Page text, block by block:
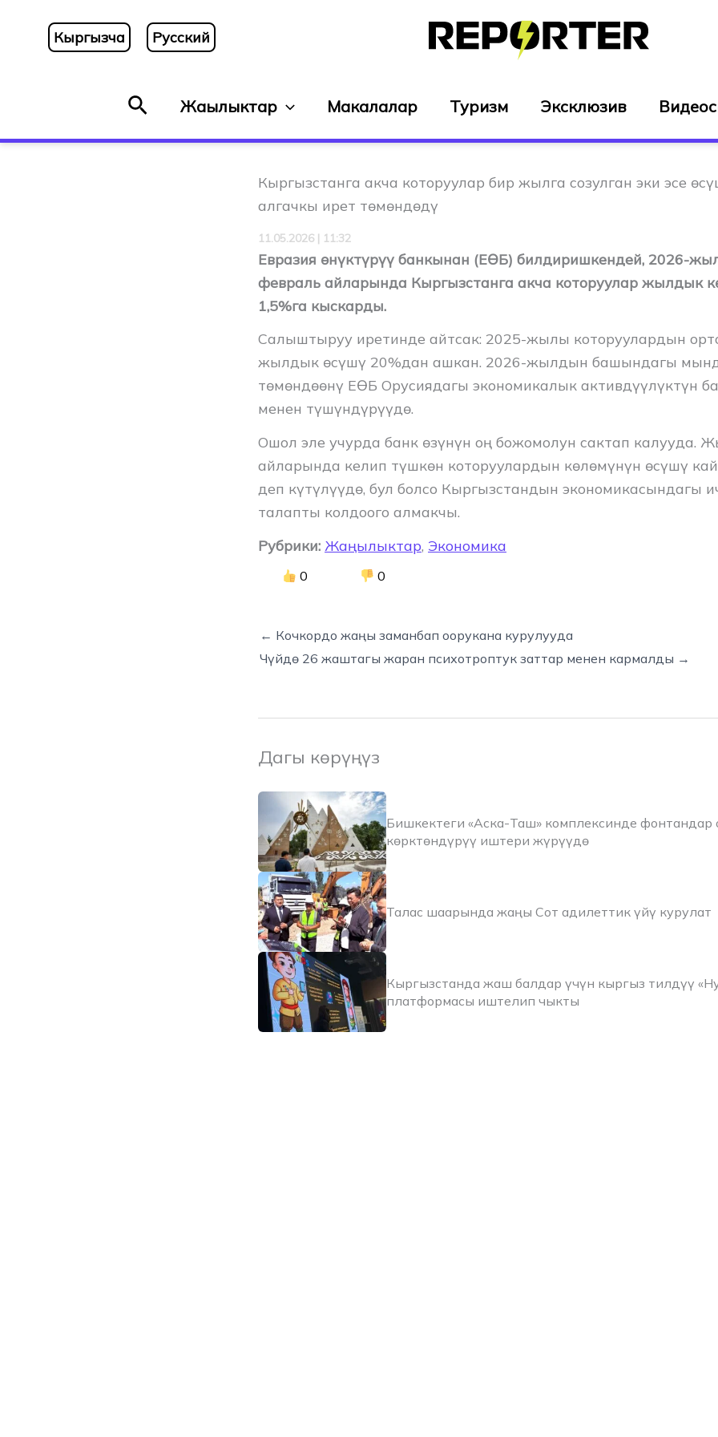
content
Кыргызча Русский
SearchЖаңылыктар Макалалар Туризм Эксклюзив
Кыргызстанга акча которуулар бир жылга созулган эки эсе
алгачкы ирет төмөндөдү
11.05.2026 | 11:32
Евразия өнүктүрүү банкынан (ЕӨБ) билдиришкендей, 2026-
февраль айларында Кыргызстанга акча которуулар жылдык
1,5%га кыскарды.
Салыштыруу иретинде айтсак: 2025-жылы которуулардын
жылдык өсүшү 20%дан ашкан. 2026-жылдын башындагы
төмөндөөнү ЕӨБ Орусиядагы экономикалык активдүүлүктүн
менен түшүндүрүүдө.
Ошол эле учурда банк өзүнүн оң божомолун сактап калууда.
айларында келип түшкөн которуулардын көлөмүнүн өсүшү
деп күтүлүүдө, бул болсо Кыргызстандын экономикасындагы
талапты колдоого алмакчы.
Рубрики: Жаңылыктар, Экономика
0 0
← Кочкордо жаңы заманбап оорукана курулууда
Чүйдө 26 жаштагы жаран психотроптук заттар менен кармалды →
Дагы көрүңүз
Бишкектеги «Аска-Таш» комплексинде фонтандар
көрктөндүрүү иштери жүрүүдө
Талас шаарында жаңы Сот адилеттик үйү курулат
Кыргызстанда жаш балдар үчүн кыргыз тилдүү
платформасы иштелип чыкты